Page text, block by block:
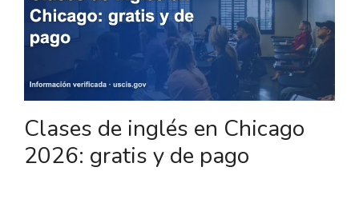
Clases de inglés en Chicago
2026: gratis y de pago